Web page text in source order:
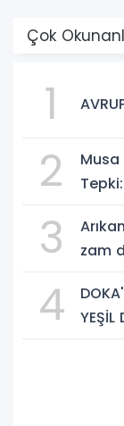
Çok
1
2
Musa
3
zam
4
YEŞİL